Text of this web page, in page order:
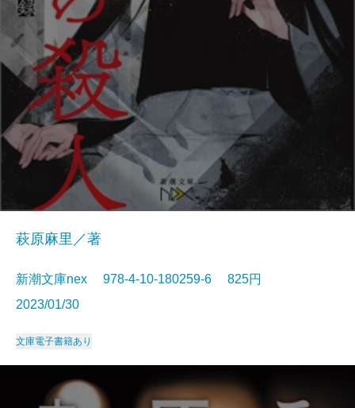
萩原麻里／著
新潮文庫nex 978-4-10-180259-6 825円
2023/01/30
文庫電子書籍あり